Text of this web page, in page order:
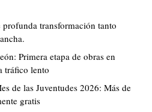
transformación tanto
Primera etapa de obras en
tráfico lento
de las Juventudes 2026: Más de
gratis